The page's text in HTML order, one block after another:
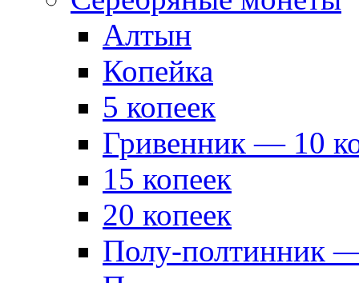
Алтын
Копейка
5 копеек
Гривенник — 10
15 копеек
20 копеек
Полу-полтинник